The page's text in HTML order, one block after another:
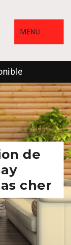
MENU
de
cher